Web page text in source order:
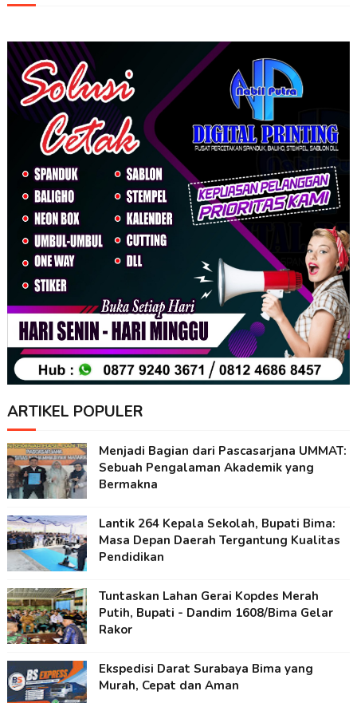
ARTIKEL POPULER
Menjadi Bagian dari Pascasarjana UMMAT:
Sebuah Pengalaman Akademik yang
Bermakna
Lantik 264 Kepala Sekolah, Bupati Bima:
Masa Depan Daerah Tergantung Kualitas
Pendidikan
Tuntaskan Lahan Gerai Kopdes Merah
Putih, Bupati - Dandim 1608/Bima Gelar
Rakor
Ekspedisi Darat Surabaya Bima yang
Murah, Cepat dan Aman